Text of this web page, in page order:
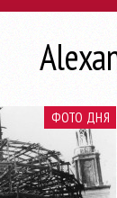
ФОТО ДНЯ